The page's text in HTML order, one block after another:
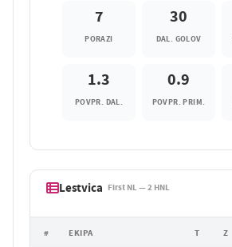
7
PORAZI
30
DAL. GOLOV
1.3
POVPR. DAL.
0.9
POVPR. PRIM.
Lestvica First NL — 2 HNL
# EKIPA T Z